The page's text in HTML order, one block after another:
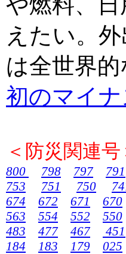
えたい。
は全世界
初のマイ
＜防災関連号
800
798 797 791
753
751 750
674
672 671 670
563
554 552 550
483
477 467 451
184
183 179 025